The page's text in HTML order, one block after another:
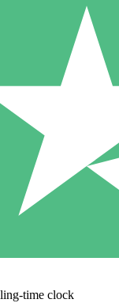
time clock